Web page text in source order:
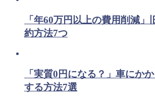
「年60万円以上の費用削減」
約方法7つ
「実質0円になる？」車にか
する方法7選